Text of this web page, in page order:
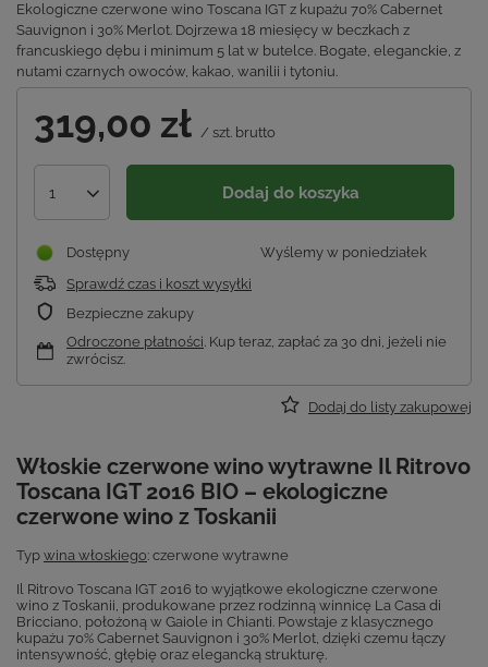
Ekologiczne czerwone wino Toscana IGT z kupażu 70% Cabernet
Sauvignon i 30% Merlot. Dojrzewa 18 miesięcy w beczkach z
francuskiego dębu i minimum 5 lat w butelce. Bogate, eleganckie, z
nutami czarnych owoców, kakao, wanilii i tytoniu.
319,00 zł / szt. brutto
1 Dodaj do koszyka
Wyślemy w poniedziałek
Dostępny
Sprawdź czas i koszt wysyłki
Bezpieczne zakupy
Odroczone płatności. Kup teraz, zapłać za 30 dni, jeżeli nie
zwrócisz.
Dodaj do listy zakupowej
Włoskie czerwone wino wytrawne Il Ritrovo
Toscana IGT 2016 BIO – ekologiczne
czerwone wino z Toskanii
Typ wina włoskiego: czerwone wytrawne
Il Ritrovo Toscana IGT 2016 to wyjątkowe ekologiczne czerwone
wino z Toskanii, produkowane przez rodzinną winnicę La Casa di
Bricciano, położoną w Gaiole in Chianti. Powstaje z klasycznego
kupażu 70% Cabernet Sauvignon i 30% Merlot, dzięki czemu łączy
intensywność, głębię oraz elegancką strukturę.